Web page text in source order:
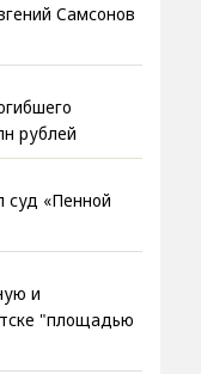
Самсонов
рублей
суд «Пенной
и
"площадью